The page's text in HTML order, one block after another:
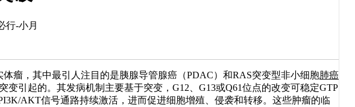
行-小月
，其中最引人注目的是胰腺导管腺癌（PDAC）和RAS突变型非小细胞肺癌
变引起的。其发病机制主要基于突变，G12、G13或Q61位点的改变可稳定GTP
AKT信号通路持续激活，进而促进细胞增殖、侵袭和转移。这些肿瘤的临